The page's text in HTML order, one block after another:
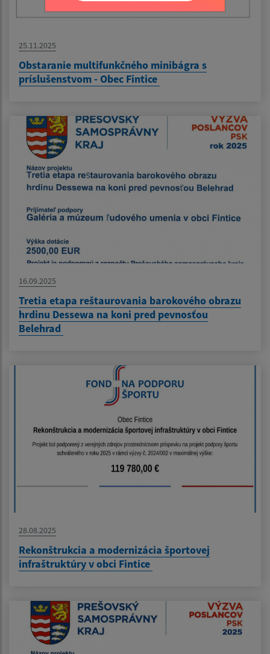
25.11.2025
Obstaranie multifunkčného minibágra s
príslušenstvom - Obec Fintice
16.09.2025
Tretia etapa reštaurovania barokového obrazu
hrdinu Dessewa na koni pred pevnosťou
Belehrad
28.08.2025
Rekonštrukcia a modernizácia športovej
infraštruktúry v obci Fintice